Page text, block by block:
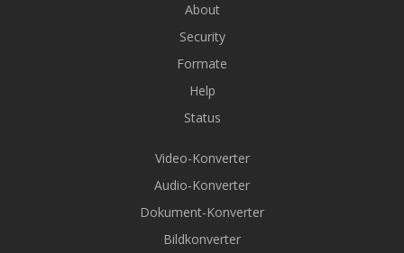
About
Security
Formate
Help
Status
Video-Konverter
Audio-Konverter
Dokument-Konverter
Bildkonverter